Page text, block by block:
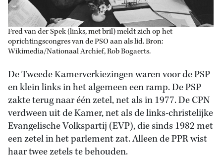
Fred van der Spek (links, met bril) meldt zich op het
oprichtingscongres van de PSO aan als lid. Bron:
Wikimedia/Nationaal Archief, Rob Bogaerts.
De Tweede Kamerverkiezingen waren voor de PSP
en klein links in het algemeen een ramp. De PSP
zakte terug naar één zetel, net als in 1977. De CPN
verdween uit de Kamer, net als de links-christelijke
Evangelische Volkspartij (EVP), die sinds 1982 met
een zetel in het parlement zat. Alleen de PPR wist
haar twee zetels te behouden.